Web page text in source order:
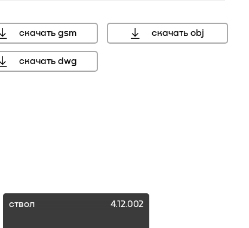
скачать gsm скачать obj
скачать dwg
ствол 4.12.002